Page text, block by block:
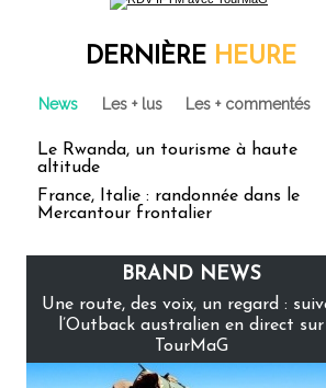
DERNIÈRE HEURE
News Les + lus Les + commentés
Le Rwanda, un tourisme à haute
altitude
France, Italie : randonnée dans le
Mercantour frontalier
BRAND NEWS
Une route, des voix, un regard :
l’Outback australien en direct sur
TourMaG